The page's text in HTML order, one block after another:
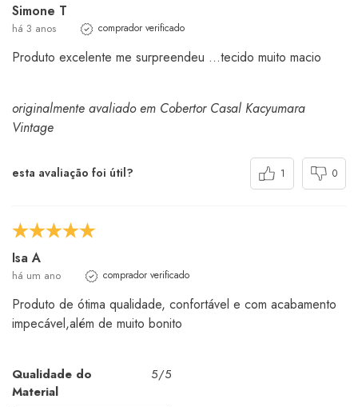
Simone T
há 3 anos comprador verificado
Produto excelente me surpreendeu ...tecido muito macio
originalmente avaliado em Cobertor Casal Kacyumara
Vintage
esta avaliação foi útil? 1 0
Isa A
há um ano comprador verificado
Produto de ótima qualidade, confortável e com acabamento
impecável,além de muito bonito
Qualidade do
Material
5/5